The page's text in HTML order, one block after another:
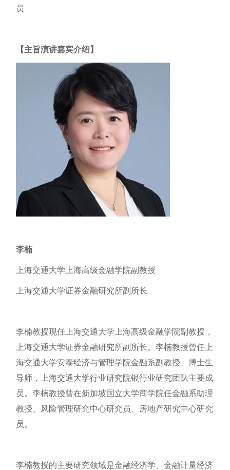
员
【主旨演讲嘉宾介绍】
李楠
上海交通大学上海高级金融学院副教授
上海交通大学证券金融研究所副所长
李楠教授现任上海交通大学上海高级金融学院副教授，
上海交通大学证券金融研究所副所长。李楠教授曾任上
海交通大学安泰经济与管理学院金融系副教授、博士生
导师，上海交通大学行业研究院银行业研究团队主要成
员。李楠教授曾在新加坡国立大学商学院任金融系助理
教授、风险管理研究中心研究员、房地产研究中心研究
员。
李楠教授的主要研究领域是金融经济学、金融计量经济